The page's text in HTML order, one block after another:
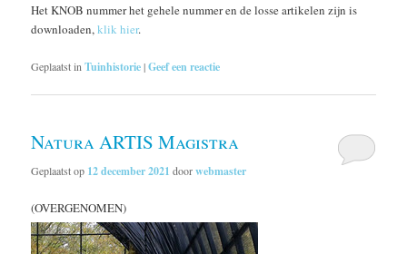
Het KNOB nummer het gehele nummer en de losse artikelen zijn is
downloaden,klik hier.
Geplaatst in Tuinhistorie|Geef een reactie
Natura ARTIS Magistra
Geplaatst op 12 december 2021 doorwebmaster
(OVERGENOMEN)